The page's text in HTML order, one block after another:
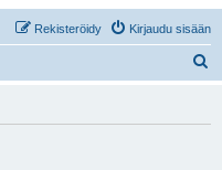
Kirjaudu sisään
Rekisteröidy